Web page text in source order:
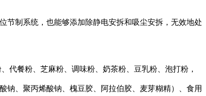
制系统，也能够添加除静电安拆和吸尘安拆，无效地处
餐粉、芝麻粉、调味粉、奶茶粉、豆乳粉、泡打粉，
钠、聚丙烯酸钠、槐豆胶、阿拉伯胶、麦芽糊精）、食用